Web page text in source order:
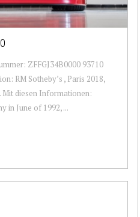
ZFFGJ34B0000 93710
RM Sotheby’s , Paris 2018,
Mit diesen Informationen:
in June of 1992, ...